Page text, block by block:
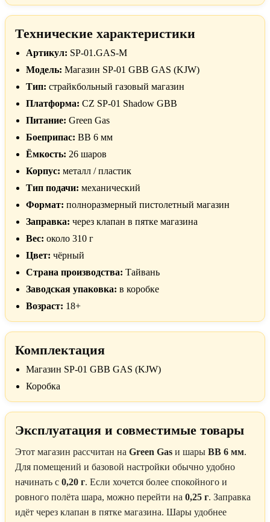
Технические характеристики
Артикул: SP-01.GAS-M
Модель: Магазин SP-01 GBB GAS (KJW)
Тип: страйкбольный газовый магазин
Платформа: CZ SP-01 Shadow GBB
Питание: Green Gas
Боеприпас: BB 6 мм
Ёмкость: 26 шаров
Корпус: металл / пластик
Тип подачи: механический
Формат: полноразмерный пистолетный магазин
Заправка: через клапан в пятке магазина
Вес: около 310 г
Цвет: чёрный
Страна производства: Тайвань
Заводская упаковка: в коробке
Возраст: 18+
Комплектация
Магазин SP-01 GBB GAS (KJW)
Коробка
Эксплуатация и совместимые товары
Этот магазин рассчитан на Green Gas и шары BB 6 мм.
Для помещений и базовой настройки обычно удобно
начинать с 0,20 г. Если хочется более спокойного и
ровного полёта шара, можно перейти на 0,25 г. Заправка
идёт через клапан в пятке магазина. Шары удобнее